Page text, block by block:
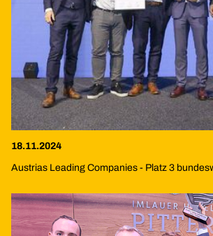
18.11.2024
Austrias Leading Companies - Platz 3